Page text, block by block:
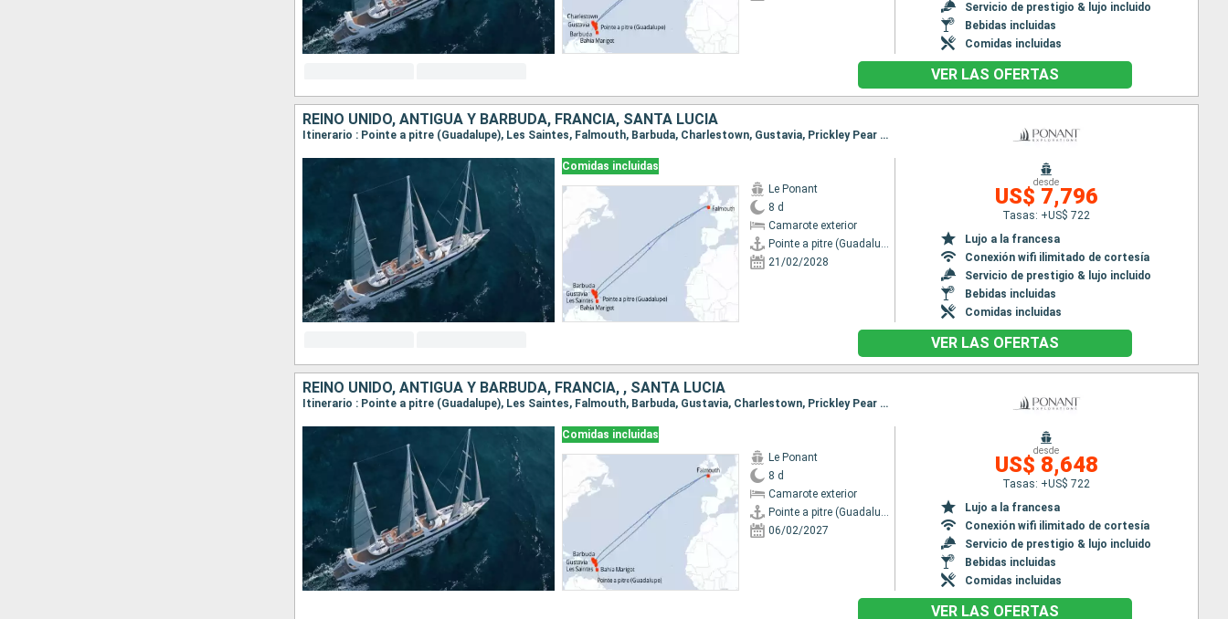
Servicio de prestigio & lujo incluido
Bebidas incluidas
Comidas incluidas
VER LAS OFERTAS
REINO UNIDO, ANTIGUA Y BARBUDA, FRANCIA, SANTA LUCIA
Itinerario : Pointe a pitre (Guadalupe), Les Saintes, Falmouth, Barbuda, Charlestown, Gustavia, Prickley Pear Cays, Bahia Marigot
Comidas incluidas
Le Ponant
8 d
Camarote exterior
Pointe a pitre (Guadalupe)
21/02/2028
desde
US$ 7,796
Tasas: +US$ 722
Lujo a la francesa
Conexión wifi ilimitado de cortesía
Servicio de prestigio & lujo incluido
Bebidas incluidas
Comidas incluidas
VER LAS OFERTAS
REINO UNIDO, ANTIGUA Y BARBUDA, FRANCIA, , SANTA LUCIA
Itinerario : Pointe a pitre (Guadalupe), Les Saintes, Falmouth, Barbuda, Gustavia, Charlestown, Prickley Pear Cays, Road Bay, Bahia Marigot
Comidas incluidas
Le Ponant
8 d
Camarote exterior
Pointe a pitre (Guadalupe)
06/02/2027
desde
US$ 8,648
Tasas: +US$ 722
Lujo a la francesa
Conexión wifi ilimitado de cortesía
Servicio de prestigio & lujo incluido
Bebidas incluidas
Comidas incluidas
VER LAS OFERTAS